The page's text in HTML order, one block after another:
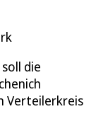
die
Verteilerkreis